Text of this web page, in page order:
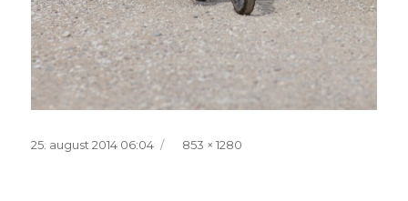
Postitatud
25. august 2014 06:04 Täissuurus
853 × 1280